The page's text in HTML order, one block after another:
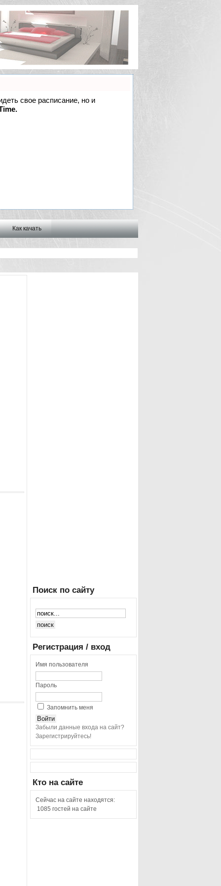
свое расписание, но и
Как качать
Поиск по сайту
Регистрация / вход
Имя пользователя
Пароль
Запомнить меня
Забыли данные входа на сайт?
Зарегистрируйтесь!
Кто на сайте
Сейчас на сайте находятся:
1085 гостей на сайте